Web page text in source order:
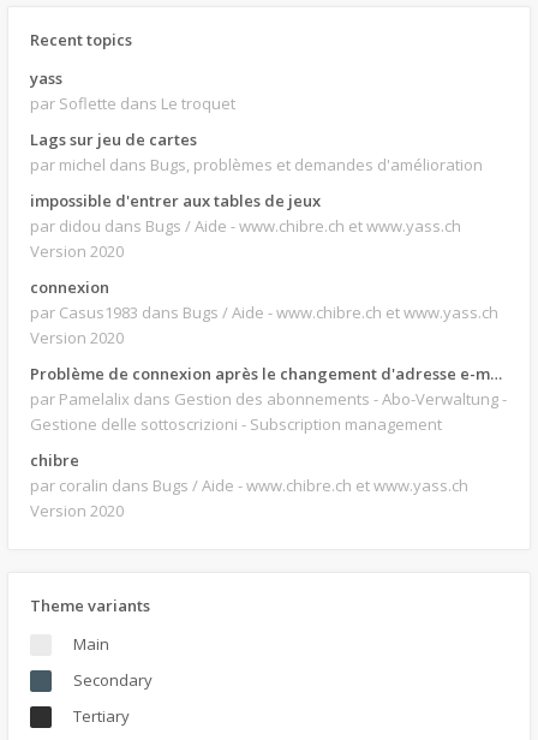
Recent topics
yass
par Soflette dans Le troquet
Lags sur jeu de cartes
par michel dans Bugs, problèmes et demandes d'amélioration
impossible d'entrer aux tables de jeux
par didou dans Bugs / Aide - www.chibre.ch et www.yass.ch
Version 2020
connexion
par Casus1983 dans Bugs / Aide - www.chibre.ch et www.yass.ch
Version 2020
Problème de connexion après le changement d'adresse e-mail.
par Pamelalix dans Gestion des abonnements - Abo-Verwaltung -
Gestione delle sottoscrizioni - Subscription management
chibre
par coralin dans Bugs / Aide - www.chibre.ch et www.yass.ch
Version 2020
Theme variants
Main
Secondary
Tertiary